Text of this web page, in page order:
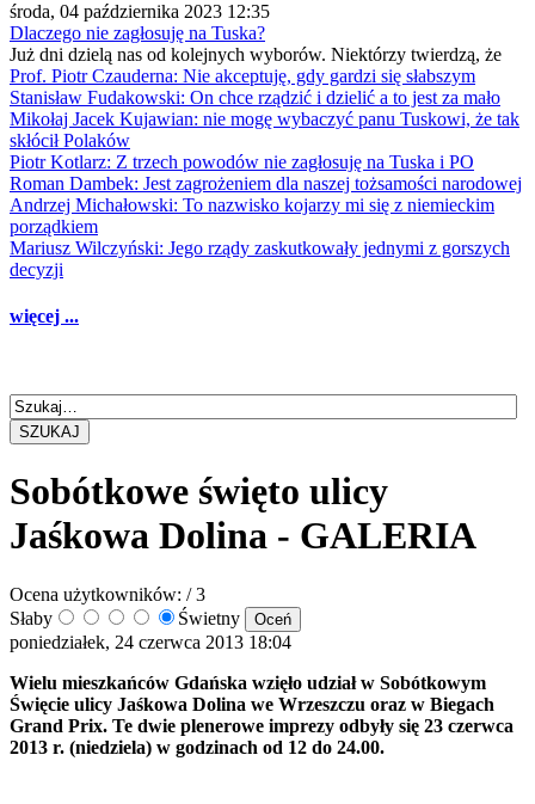
środa, 04 października 2023 12:35
Dlaczego nie zagłosuję na Tuska?
Już dni dzielą nas od kolejnych wyborów. Niektórzy twierdzą, że
Prof. Piotr Czauderna: Nie akceptuję, gdy gardzi się słabszym
Stanisław Fudakowski: On chce rządzić i dzielić a to jest za mało
Mikołaj Jacek Kujawian: nie mogę wybaczyć panu Tuskowi, że tak
skłócił Polaków
Piotr Kotlarz: Z trzech powodów nie zagłosuję na Tuska i PO
Roman Dambek: Jest zagrożeniem dla naszej tożsamości narodowej
Andrzej Michałowski: To nazwisko kojarzy mi się z niemieckim
porządkiem
Mariusz Wilczyński: Jego rządy zaskutkowały jednymi z gorszych
decyzji
więcej ...
SZUKAJ
Sobótkowe święto ulicy
Jaśkowa Dolina - GALERIA
Ocena użytkowników: / 3
Słaby
Świetny
poniedziałek, 24 czerwca 2013 18:04
Wielu mieszkańców Gdańska wzięło udział w Sobótkowym
Święcie ulicy Jaśkowa Dolina we Wrzeszczu oraz w Biegach
Grand Prix. Te dwie plenerowe imprezy odbyły się 23 czerwca
2013 r. (niedziela) w godzinach od 12 do 24.00.